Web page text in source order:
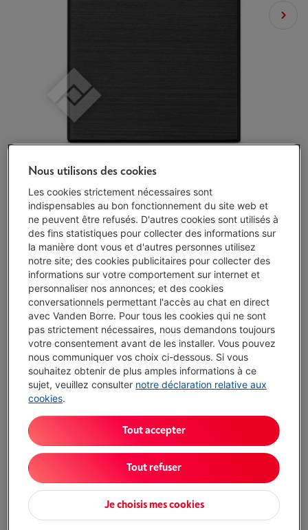
Disponibilité limitée - Voir le stock
€ 119,99
Oupayer par mois -Simulation
Attention, emprunter de l'argent coûte aussi de l'argent.
J'achète
Comparer
Atouts
Directement utilisable avec Windows et macOS
Un boîtier 2,5 pouces facile à emporter
Chiffrement matériel avec protection par mot de passe
Afficher toutes les caractéristiques
Nous utilisons des cookies
Les cookies strictement nécessaires sont
indispensables au bon fonctionnement du site web et
ne peuvent être refusés. D'autres cookies sont utilisés à
des fins statistiques pour collecter des informations sur
la manière dont vous et d'autres personnes utilisez
notre site; des cookies publicitaires pour collecter des
informations sur votre comportement sur internet et
personnaliser nos annonces; et des cookies
conversationnels permettant l'accès au chat en direct
avec Vanden Borre. Pour tous les cookies qui ne sont
pas strictement nécessaires, nous demandons toujours
votre consentement avant de les installer. Vous pouvez
nous communiquer vos choix ci-dessous. Si vous
souhaitez obtenir de plus amples informations à ce
sujet, veuillez consulter notre déclaration relative aux
cookies.
Je choisis mes cookies
Tout refuser
Tout accepter